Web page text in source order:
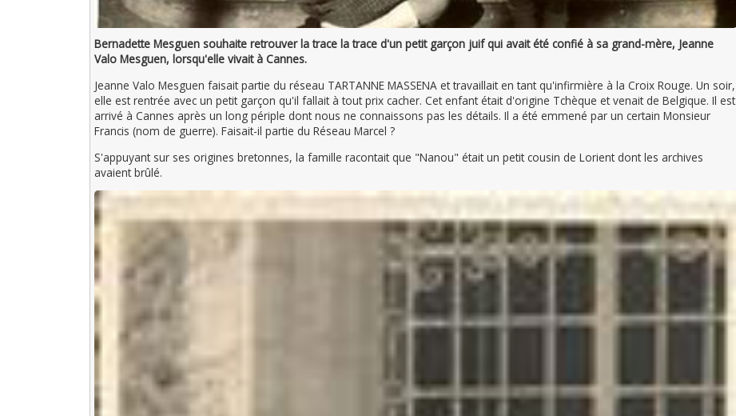
Bernadette Mesguen souhaite retrouver la trace la trace d'un petit garçon juif qui avait été confié à sa grand-mère, Jeanne
Valo Mesguen, lorsqu'elle vivait à Cannes.
Jeanne Valo Mesguen faisait partie du réseau TARTANNE MASSENA et travaillait en tant qu'infirmière à la Croix Rouge. Un soir,
elle est rentrée avec un petit garçon qu'il fallait à tout prix cacher. Cet enfant était d'origine Tchèque et venait de Belgique. Il est
arrivé à Cannes après un long périple dont nous ne connaissons pas les détails. Il a été emmené par un certain Monsieur
Francis (nom de guerre). Faisait-il partie du Réseau Marcel ?
S'appuyant sur ses origines bretonnes, la famille racontait que "Nanou" était un petit cousin de Lorient dont les archives
avaient brûlé.